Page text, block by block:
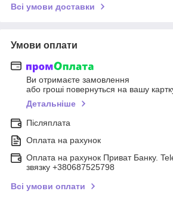
Всі умови доставки
Умови оплати
Ви отримаєте замовлення
або гроші повернуться на вашу
Детальніше
Післяплата
Оплата на рахунок
Оплата на рахунок Приват Банку.
звязку +380687525798
Всі умови оплати